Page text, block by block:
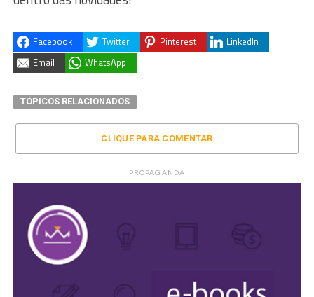
Facebook Twitter Pinterest
LinkedIn
Email
WhatsApp
TÓPICOS RELACIONADOS
CLIQUE PARA COMENTAR
PROPAGANDA